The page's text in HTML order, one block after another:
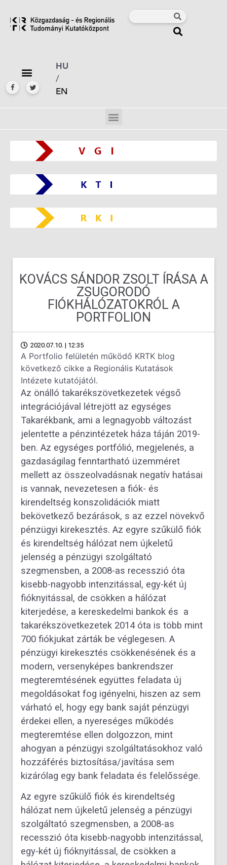
HU
/
EN
KOVÁCS SÁNDOR ZSOLT ÍRÁSA A
ZSUGORODÓ
FIÓKHÁLÓZATOKRÓL A
PORTFOLION
2020.07.10. | 12:35
A Portfolio felületén működő KRTK blog
következő cikke a Regionális Kutatások
Intézete kutatójától.
Az önálló takarékszövetkezetek végső
integrációjával létrejött az egységes
Takarékbank, ami a legnagyobb változást
jelentette a pénzintézetek háza táján 2019-
ben. Az egységes portfólió, megjelenés, a
gazdaságilag fenntartható üzemméret
mellett az összeolvadásnak negatív hatásai
is vannak, nevezetesen a fiók- és
kirendeltség konszolidációk miatt
bekövetkező bezárások, s az ezzel növekvő
pénzügyi kirekesztés. Az egyre szűkülő fiók
és kirendeltség hálózat nem újkeletű
jelenség a pénzügyi szolgáltató
szegmensben, a 2008-as recesszió óta
kisebb-nagyobb intenzitással, egy-két új
fióknyitással, de csökken a hálózat
kiterjedése, a kereskedelmi bankok és a
takarékszövetkezetek 2014 óta is több mint
700 fiókjukat zárták be véglegesen. A
pénzügyi kirekesztés csökkenésének és a
modern, versenyképes bankrendszer
megteremtésének együttes feladata új
megoldásokat fog igényelni, hiszen az sem
várható el, hogy egy bank saját pénzügyi
érdekei ellen, a nyereséges működés
megteremtése ellen dolgozzon, mint
ahogyan a pénzügyi szolgáltatásokhoz való
hozzáférés biztosítása/javítása sem
kizárólag egy bank feladata és felelőssége.
Az egyre szűkülő fiók és kirendeltség
hálózat nem újkeletű jelenség a pénzügyi
szolgáltató szegmensben, a 2008-as
recesszió óta kisebb-nagyobb intenzitással,
egy-két új fióknyitással, de csökken a